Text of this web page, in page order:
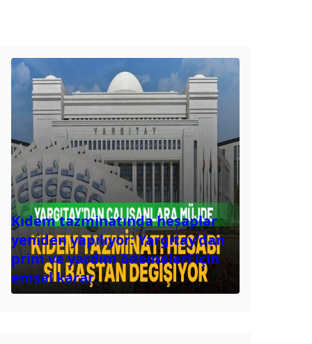
Kıdem tazminatında hesaplar
yeniden yapılıyor: Yargıtay’dan
prim ve yardım ödemeleri için
emsal karar